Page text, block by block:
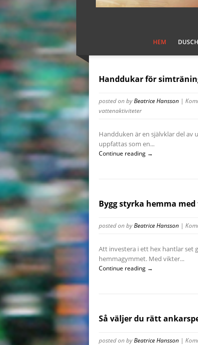
HEM
Handdukar för
posted onbyBeatrice Hansson |
vattenaktiviteter
Handduken är en självklar del
uppfattas som en...
Continue reading →
Bygg styrka hemma
posted onbyBeatrice Hansson |
Att investera i ett hex hantlar set
hemmagymmet. Med vikter...
Continue reading →
Så väljer du rätt
posted onbyBeatrice Hansson |